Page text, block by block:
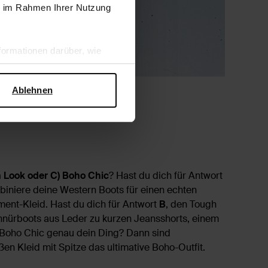
Rahmen Ihrer Nutzung
darüber, wie
Sicherheit und zum
Ablehnen
Look oder C) Boho Chic? Hast du dich für Antwort
deine Western Boots für einen echten
Kleid. Hast du dich für Antwort B, den Tough
aus Leder zu kurzen Jeansshorts, einem
Chic genau dein Ding? Dann sind
Kleid mit Spitze das ultimative Boho-Outfit.